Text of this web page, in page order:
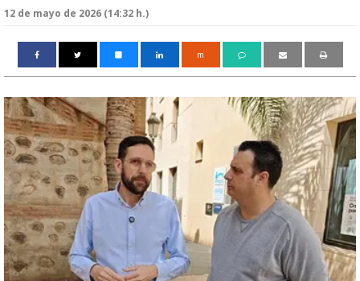
12 de mayo de 2026 (14:32 h.)
m